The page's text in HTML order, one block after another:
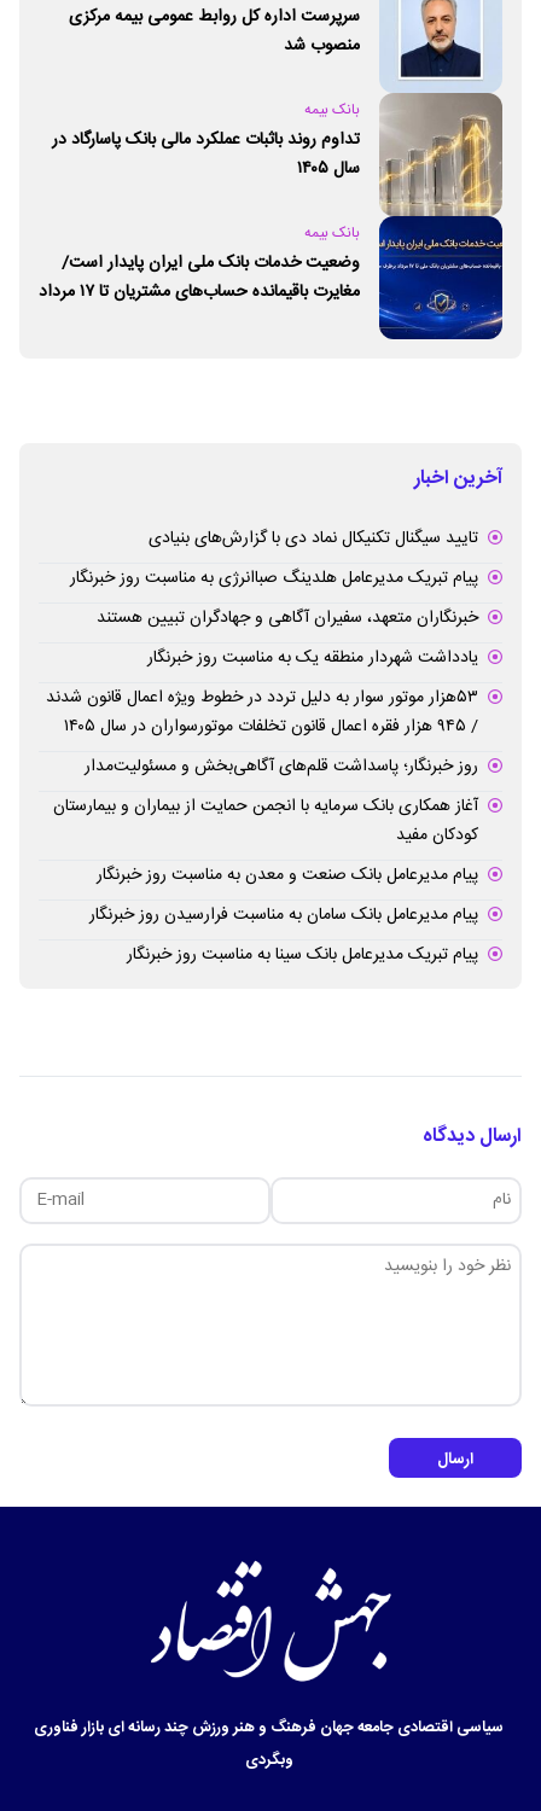
سرپرست اداره کل روابط عمومی بیمه مرکزی
منصوب شد
بانک بیمه
تداوم روند باثبات عملکرد مالی بانک پاسارگاد در
سال ۱۴۰۵
بانک بیمه
وضعیت خدمات بانک ملی ایران پایدار است/
مغایرت‌ باقیمانده حساب‌های مشتریان تا ۱۷ مرداد
آخرین اخبار
تایید سیگنال تکنیکال نماد دی با گزارش‌های بنیادی
پیام تبریک مدیرعامل هلدینگ صباانرژی به مناسبت روز خبرنگار
خبرنگاران متعهد، سفیران آگاهی و جهادگران تبیین هستند
یادداشت شهردار منطقه یک به مناسبت روز خبرنگار
۵۳هزار موتور سوار به دلیل تردد در خطوط ویژه اعمال قانون شدند
/ ۹۴۵ هزار فقره اعمال قانون تخلفات موتورسواران در سال ۱۴۰۵
روز خبرنگار؛ پاسداشت قلم‌های آگاهی‌بخش و مسئولیت‌مدار
آغاز همکاری بانک سرمایه با انجمن حمایت از بیماران و بیمارستان
کودکان مفید
پیام مدیرعامل بانک صنعت و معدن به مناسبت روز خبرنگار
پیام مدیرعامل بانک سامان به مناسبت فرارسیدن روز خبرنگار
پیام تبریک مدیرعامل بانک سینا به مناسبت روز خبرنگار
ارسال دیدگاه
ارسال
سیاسیاقتصادیجامعهجهان فرهنگ و هنرورزشچند رسانه ایبازارفناوری
وبگردی